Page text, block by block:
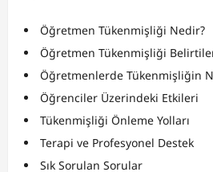
Öğretmen Tükenmişliği Nedir?
Öğretmen Tükenmişliği
Öğretmenlerde Tükenmişliğin
Öğrenciler Üzerindeki Etkileri
Tükenmişliği Önleme Yolları
Terapi ve Profesyonel Destek
Sık Sorulan Sorular